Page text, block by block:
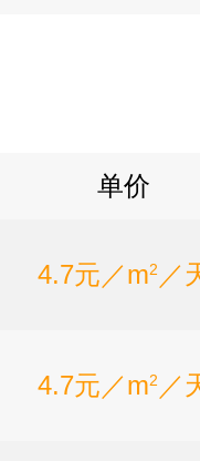
单价
4.7元／m2 ／
4.7元／m2 ／